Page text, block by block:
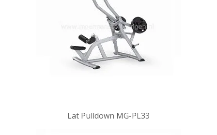
Lat Pulldown MG-PL33